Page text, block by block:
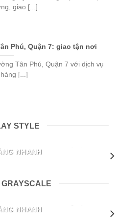
giao [...]
Phú, Quận 7: giao tận nơi
Tân Phú, Quận 7 với dịch vụ
[...]
STYLE
NHANH
nghiệp, [...]
NHANH